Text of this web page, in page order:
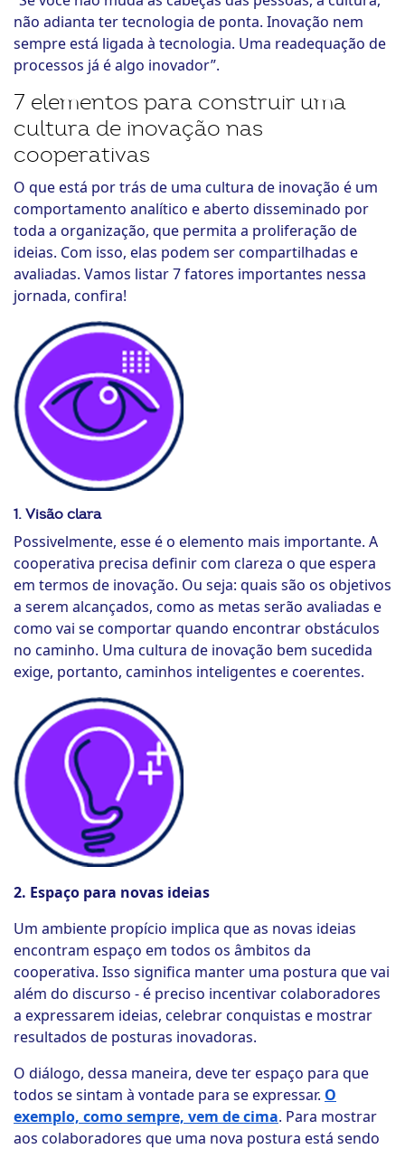
não adianta ter tecnologia de ponta. Inovação nem
sempre está ligada à tecnologia. Uma readequação de
processos já é algo inovador”.
7 elementos para construir uma
cultura de inovação nas
cooperativas
O que está por trás de uma cultura de inovação é um
comportamento analítico e aberto disseminado por
toda a organização, que permita a proliferação de
ideias. Com isso, elas podem ser compartilhadas e
avaliadas. Vamos listar 7 fatores importantes nessa
jornada, confira!
1. Visão clara
Possivelmente, esse é o elemento mais importante. A
cooperativa precisa definir com clareza o que espera
em termos de inovação. Ou seja: quais são os objetivos
a serem alcançados, como as metas serão avaliadas e
como vai se comportar quando encontrar obstáculos
no caminho. Uma cultura de inovação bem sucedida
exige, portanto, caminhos inteligentes e coerentes.
2. Espaço para novas ideias
Um ambiente propício implica que as novas ideias
encontram espaço em todos os âmbitos da
cooperativa. Isso significa manter uma postura que vai
além do discurso - é preciso incentivar colaboradores
a expressarem ideias, celebrar conquistas e mostrar
resultados de posturas inovadoras.
O diálogo, dessa maneira, deve ter espaço para que
todos se sintam à vontade para se expressar. O
exemplo, como sempre, vem de cima. Para mostrar
aos colaboradores que uma nova postura está sendo